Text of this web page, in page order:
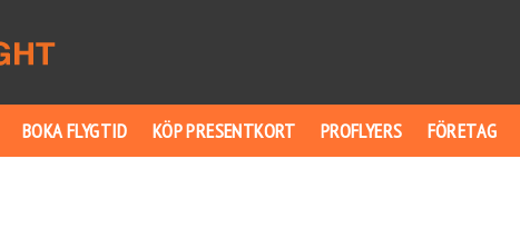
BOKA FLYGTID KÖP PRESENTKORT PROFLYERS FÖRETAG